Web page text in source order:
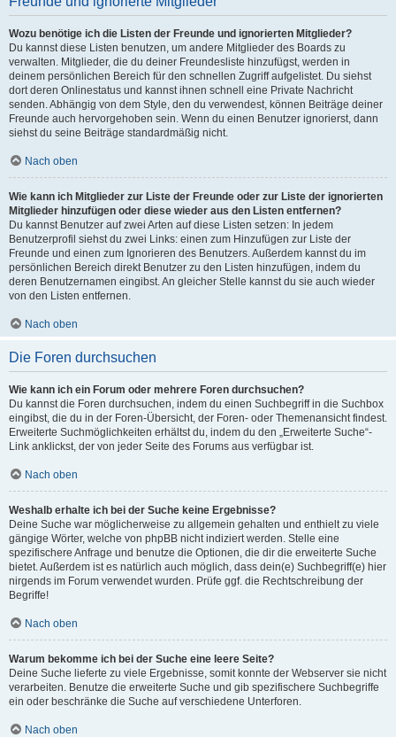
Wozu benötige ich die Listen der Freunde und ignorierten Mitglieder?
Du kannst diese Listen benutzen, um andere Mitglieder des Boards zu
verwalten. Mitglieder, die du deiner Freundesliste hinzufügst, werden in
deinem persönlichen Bereich für den schnellen Zugriff aufgelistet. Du siehst
dort deren Onlinestatus und kannst ihnen schnell eine Private Nachricht
senden. Abhängig von dem Style, den du verwendest, können Beiträge deiner
Freunde auch hervorgehoben sein. Wenn du einen Benutzer ignorierst, dann
siehst du seine Beiträge standardmäßig nicht.
Nach oben
Wie kann ich Mitglieder zur Liste der Freunde oder zur Liste der ignorierten
Mitglieder hinzufügen oder diese wieder aus den Listen entfernen?
Du kannst Benutzer auf zwei Arten auf diese Listen setzen: In jedem
Benutzerprofil siehst du zwei Links: einen zum Hinzufügen zur Liste der
Freunde und einen zum Ignorieren des Benutzers. Außerdem kannst du im
persönlichen Bereich direkt Benutzer zu den Listen hinzufügen, indem du
deren Benutzernamen eingibst. An gleicher Stelle kannst du sie auch wieder
von den Listen entfernen.
Nach oben
Die Foren durchsuchen
Wie kann ich ein Forum oder mehrere Foren durchsuchen?
Du kannst die Foren durchsuchen, indem du einen Suchbegriff in die Suchbox
eingibst, die du in der Foren-Übersicht, der Foren- oder Themenansicht findest.
Erweiterte Suchmöglichkeiten erhältst du, indem du den „Erweiterte Suche“-
Link anklickst, der von jeder Seite des Forums aus verfügbar ist.
Nach oben
Weshalb erhalte ich bei der Suche keine Ergebnisse?
Deine Suche war möglicherweise zu allgemein gehalten und enthielt zu viele
gängige Wörter, welche von phpBB nicht indiziert werden. Stelle eine
spezifischere Anfrage und benutze die Optionen, die dir die erweiterte Suche
bietet. Außerdem ist es natürlich auch möglich, dass dein(e) Suchbegriff(e) hier
nirgends im Forum verwendet wurden. Prüfe ggf. die Rechtschreibung der
Begriffe!
Nach oben
Warum bekomme ich bei der Suche eine leere Seite?
Deine Suche lieferte zu viele Ergebnisse, somit konnte der Webserver sie nicht
verarbeiten. Benutze die erweiterte Suche und gib spezifischere Suchbegriffe
ein oder beschränke die Suche auf verschiedene Unterforen.
Nach oben